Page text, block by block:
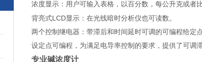
浓度显示：用户可输入表格，以百分数，每公升克或者
背亮式LCD显示：在光线暗时分析仪也可读数。
两个控制继电器：带滞后和时间延时可调的可编程给定
设定点可编程，为满足电导率控制的要求，提供了可调
专业碱浓度计